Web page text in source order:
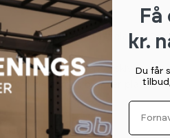
at skiven er enorm holdbar. Den
Det betyder, at skiven er
normale gummi bumper plates
ekstra kvalitet og
kr.
Du får
Fornavn